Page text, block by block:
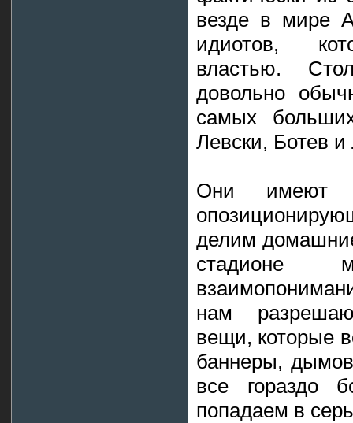
везде в мире
идиотов,
властью.
довольно
самых
Левски, Ботев
Они имеют
делим
стадионе
нам
вещи, которые
баннеры,
все гораздо
попадаем в